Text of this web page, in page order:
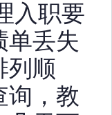
入职要
单丢失
列顺
询，教